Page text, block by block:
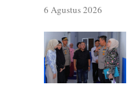
6 Agustus 2026